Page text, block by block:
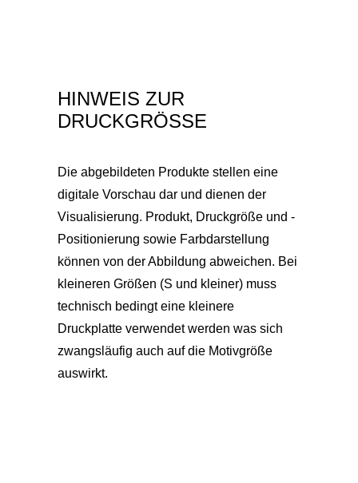
HINWEIS ZUR
DRUCKGRÖSSE
Die abgebildeten Produkte stellen eine
digitale Vorschau dar und dienen der
Visualisierung. Produkt, Druckgröße und -
Positionierung sowie Farbdarstellung
können von der Abbildung abweichen. Bei
kleineren Größen (S und kleiner) muss
technisch bedingt eine kleinere
Druckplatte verwendet werden was sich
zwangsläufig auch auf die Motivgröße
auswirkt.